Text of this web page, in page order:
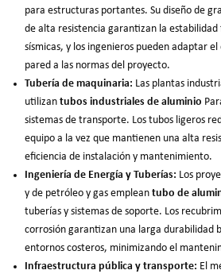
para estructuras portantes. Su diseño de
de alta resistencia garantizan la estabilidad
sísmicas, y los ingenieros pueden adaptar
pared a las normas del proyecto.
Tubería de maquinaria: Las plantas
utilizan tubos industriales de aluminio
sistemas de transporte. Los tubos ligeros
equipo a la vez que mantienen una alta
eficiencia de instalación y mantenimiento.
Ingeniería de Energía y Tuberías: Los
y de petróleo y gas emplean tubo de
tuberías y sistemas de soporte. Los
corrosión garantizan una larga durabilidad
entornos costeros, minimizando el
Infraestructura pública y transporte: El